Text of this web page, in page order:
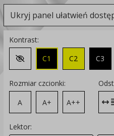
Ukryj panel ułatwień
Kontrast:
Zmień kontrast na domyślny
C1 C2 C3
Rozmiar czcionki:
A
A+ A++
Lektor: